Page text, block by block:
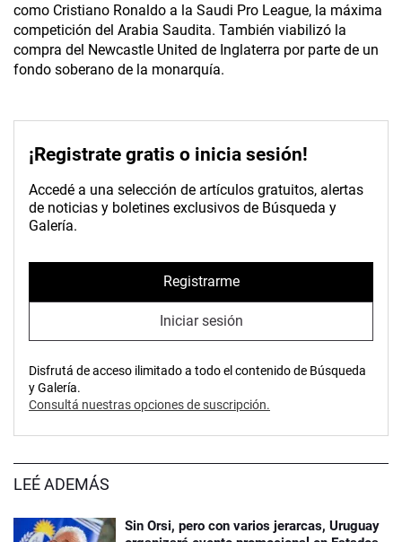
como Cristiano Ronaldo a la Saudi Pro League, la máxima
competición del Arabia Saudita. También viabilizó la
compra del Newcastle United de Inglaterra por parte de un
fondo soberano de la monarquía.
¡Registrate gratis o inicia sesión!
Accedé a una selección de artículos gratuitos, alertas
de noticias y boletines exclusivos de Búsqueda y
Galería.
Registrarme
Iniciar sesión
Disfrutá de acceso ilimitado a todo el contenido de Búsqueda
y Galería.
Consultá nuestras opciones de suscripción.
LEÉ ADEMÁS
Sin Orsi, pero con varios jerarcas, Uruguay